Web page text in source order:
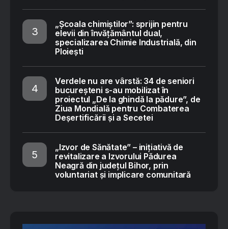
„Școala chimiștilor”: sprijin pentru
elevii din învățământul dual,
specializarea Chimie Industrială, din
Ploiești
Verdele nu are vârstă: 34 de seniori
bucureșteni s-au mobilizat în
proiectul „De la ghindă la pădure”, de
Ziua Mondială pentru Combaterea
Deșertificării și a Secetei
„Izvor de Sănătate” – inițiativă de
revitalizare a Izvorului Pădurea
Neagră din județul Bihor, prin
voluntariat și implicare comunitară